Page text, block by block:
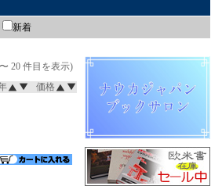
新着
20 件目を表示)
価格